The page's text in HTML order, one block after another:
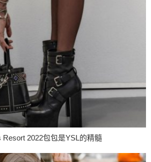
Resort 2022包包是YSL的精髓